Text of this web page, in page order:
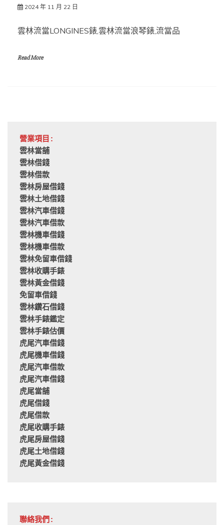
2024 年 11 月 22 日
雲林流當LONGINES錶,雲林流當浪琴錶,流當品
Read More
營業項目:
雲林當舖
雲林借錢
雲林借款
雲林房屋借錢
雲林土地借錢
雲林汽車借錢
雲林汽車借款
雲林機車借錢
雲林機車借款
雲林免留車借錢
雲林收購手錶
雲林黃金借錢
免留車借錢
雲林鑽石借錢
雲林手錶鑑定
雲林手錶估價
虎尾汽車借錢
虎尾機車借錢
虎尾汽車借款
虎尾汽車借錢
虎尾當舖
虎尾借錢
虎尾借款
虎尾收購手錶
虎尾房屋借錢
虎尾土地借錢
虎尾黃金借錢
聯絡我們: